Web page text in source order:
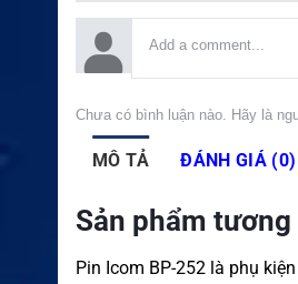
Chưa có bình luận nào. Hãy là
MÔ TẢ ĐÁNH GIÁ (0)
Sản phẩm
Pin Icom BP-252 là phụ